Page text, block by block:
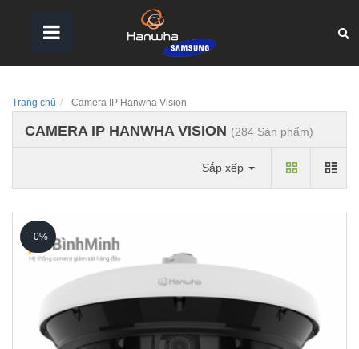
Trang chủ Camera IP Hanwha Vision
CAMERA IP HANWHA VISION (284 Sản phẩm)
Sắp xếp
- 0%